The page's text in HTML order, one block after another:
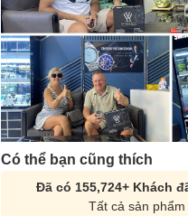
Có thể bạn cũng thích
Đã có 155,724+ Khách
Tất cả sản